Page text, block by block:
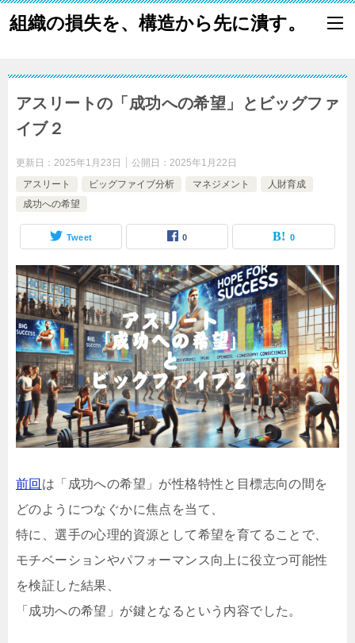
組織の損失を、構造から先に潰す。
アスリートの「成功への希望」とビッグファ
イブ２
更新日： 2025年1月23日 公開日： 2025年1月22日
アスリート
ビッグファイブ分析 マネジメント
人財育成
成功への希望
Tweet 0 0
前回 は「成功への希望」が性格特性と目標志向の間を
どのようにつなぐかに焦点を当て、
特に、選手の心理的資源として希望を育てることで、
モチベーションやパフォーマンス向上に役立つ可能性
を検証した結果、
「成功への希望」が鍵となるという内容でした。